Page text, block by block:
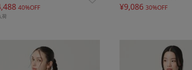
40%OFF
荷
¥9,086 30%OFF